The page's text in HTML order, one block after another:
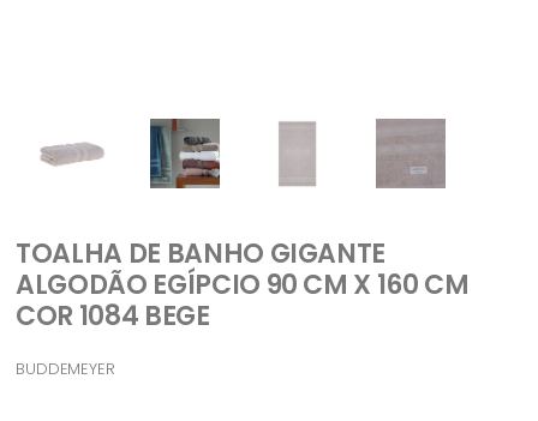
TOALHA DE BANHO GIGANTE
ALGODÃO EGÍPCIO 90 CM X 160 CM
COR 1084 BEGE
BUDDEMEYER